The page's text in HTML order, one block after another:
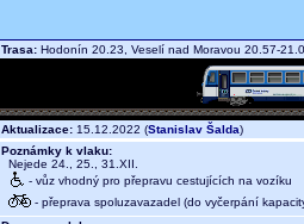
Trasa: Hodonín 20.23, Veselí nad Moravou 20.57-
Aktualizace: 15.12.2022 (Stanislav Šalda)
Poznámky k vlaku:
Nejede 24., 25., 31.XII.
- vůz vhodný pro přepravu cestujících na vozíku
- přeprava spoluzavazadel (do vyčerpání